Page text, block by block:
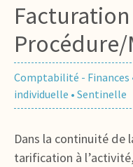
Comptabilité - Finances
individuelle • Sentinelle
Dans la continuité de
tarification à